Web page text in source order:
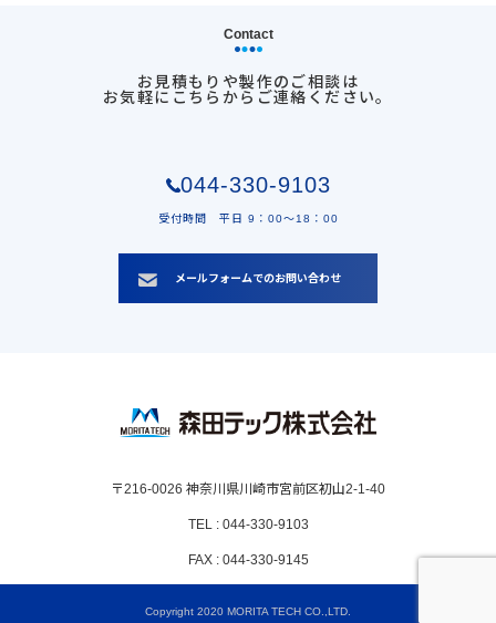
Contact
お見積もりや製作のご相談は
お気軽にこちらからご連絡ください。
044-330-9103
受付時間 平日 9：00〜18：00
メールフォームでのお問い合わせ
〒216-0026 神奈川県川崎市宮前区初山2-1-40
TEL : 044-330-9103
FAX : 044-330-9145
Copyright 2020 MORITA TECH CO.,LTD.